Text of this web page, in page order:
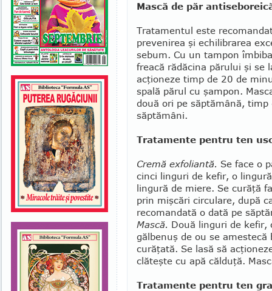
Mască de păr
Tratamentul este
prevenirea şi echilibrarea
sebum. Cu un tampon
freacă rădăcina părului şi se
acţioneze timp de 20 de
spală părul cu şampon.
două ori pe săptămână, timp
săptămâni.
Tratamente pentru ten
Cremă exfoliantă. Se face o
cinci linguri de kefir, o
lingură de mie­re. Se curăţă
prin mişcări circulare, după
re­comandată o dată pe
Mască. Două linguri de kefir,
gălbe­nuş de ou se
curăţată. Se lasă să
clăteşte cu apă călduţă.
Tratamente pentru ten